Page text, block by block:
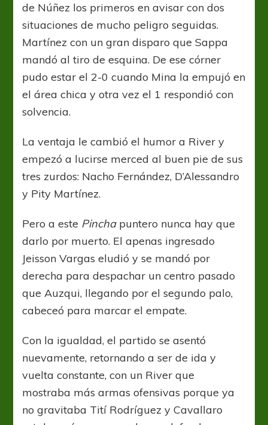
de Núñez los primeros en avisar con dos
situaciones de mucho peligro seguidas.
Martínez con un gran disparo que Sappa
mandó al tiro de esquina. De ese córner
pudo estar el 2-0 cuando Mina la empujó en
el área chica y otra vez el 1 respondió con
solvencia.
La ventaja le cambió el humor a River y
empezó a lucirse merced al buen pie de sus
tres zurdos: Nacho Fernández, D’Alessandro
y Pity Martínez.
Pero a este Pinchapuntero nunca hay que
darlo por muerto. El apenas ingresado
Jeisson Vargas eludió y se mandó por
derecha para despachar un centro pasado
que Auzqui, llegando por el segundo palo,
cabeceó para marcar el empate.
Con la igualdad, el partido se asentó
nuevamente, retornando a ser de ida y
vuelta constante, con un River que
mostraba más armas ofensivas porque ya
no gravitaba Tití Rodríguez y Cavallaro